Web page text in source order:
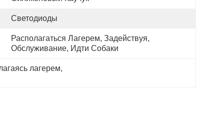
Светодиоды
Располагаться Лагерем, Задействуя,
Обслуживание, Идти Собаки
лагерем,